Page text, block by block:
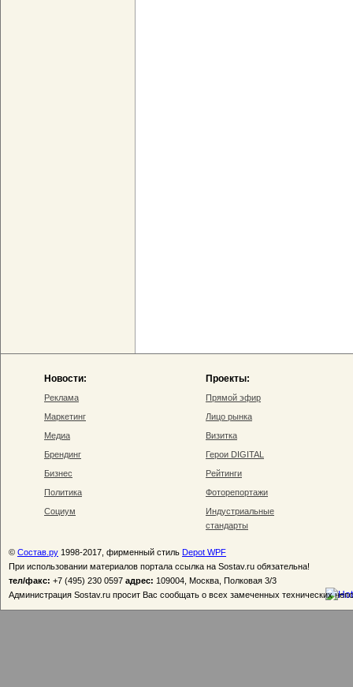
Новости:
Реклама
Маркетинг
Медиа
Брендинг
Бизнес
Политика
Социум
Проекты:
Прямой эфир
Лицо рынка
Визитка
Герои DIGITAL
Рейтинги
Фоторепортажи
Индустриальные
стандарты
© Состав.ру 1998-2017, фирменный стиль Depot WPF
При использовании материалов портала ссылка на Sostav.ru обязательна!
тел/факс: +7 (495) 230 0597 адрес: 109004, Москва, Полковая 3/3
Администрация Sostav.ru просит Вас сообщать о всех замеченных технических